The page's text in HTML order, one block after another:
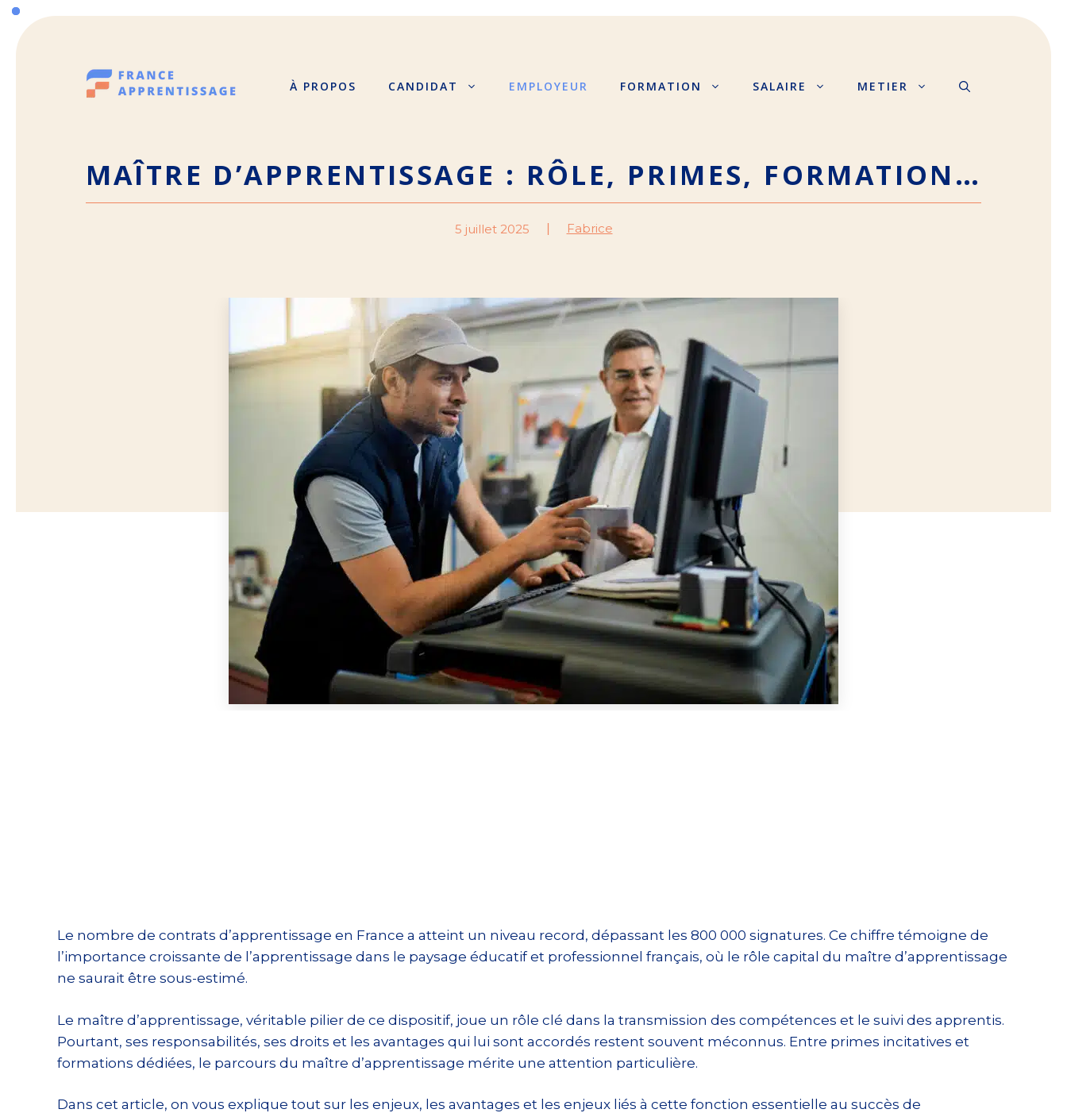
Aller
À PROPOS CANDIDAT EMPLOYEUR FORMATION SALAIRE METIER
MAÎTRE D’APPRENTISSAGE : RÔLE, PRIMES, FORMATION…
5 juillet 2025 Fabrice
Le nombre de contrats d’apprentissage en France a atteint un niveau record, dépassant les 800 000 signatures. Ce chiffre témoigne de
l’importance croissante de l’apprentissage dans le paysage éducatif et professionnel français, où le rôle capital du maître d’apprentissage
ne saurait être sous-estimé.
Le maître d’apprentissage, véritable pilier de ce dispositif, joue un rôle clé dans la transmission des compétences et le suivi des apprentis.
Pourtant, ses responsabilités, ses droits et les avantages qui lui sont accordés restent souvent méconnus. Entre primes incitatives et
formations dédiées, le parcours du maître d’apprentissage mérite une attention particulière.
Dans cet article, on vous explique tout sur les enjeux, les avantages et les enjeux liés à cette fonction essentielle au succès de